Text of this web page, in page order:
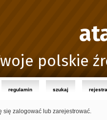
polskie
regulamin szukaj
się zalogować lub zarejestrować.